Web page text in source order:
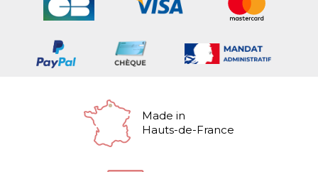
Made in
Hauts-de-France